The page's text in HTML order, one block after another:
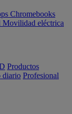
Chromebooks
Movilidad eléctrica
Productos
diario Profesional